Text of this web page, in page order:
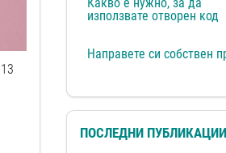
13
използвате отворен код
Направете си собствен
ПОСЛЕДНИ ПУБЛИКАЦИИ